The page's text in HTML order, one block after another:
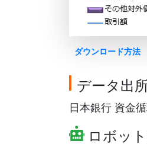
ダウンロード方法
データ出
日本銀行 資金
ロボッ